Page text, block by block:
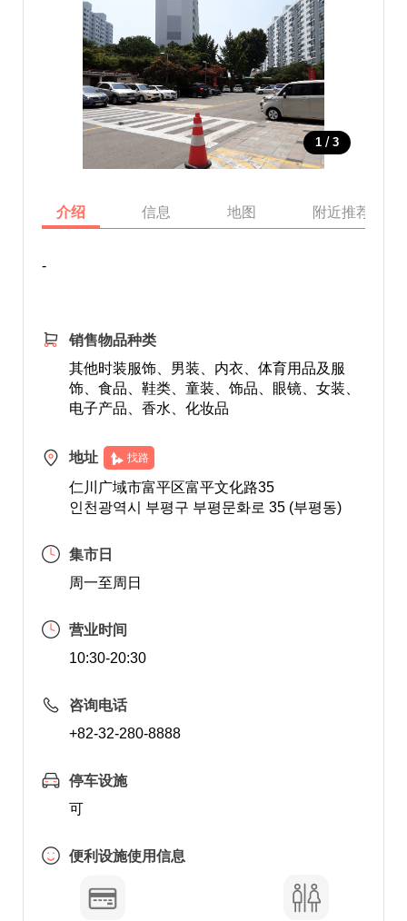
1 / 3
介绍 信息 地图 附近推荐景点
-
销售物品种类
其他时装服饰、男装、内衣、体育用品及服
饰、食品、鞋类、童装、饰品、眼镜、女装、
电子产品、香水、化妆品
地址 找路
仁川广域市富平区富平文化路35
인천광역시 부평구 부평문화로 35 (부평동)
集市日
周一至周日
营业时间
10:30-20:30
咨询电话
+82-32-280-8888
停车设施
可
便利设施使用信息